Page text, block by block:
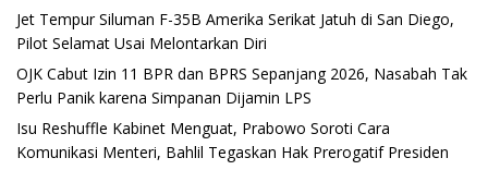
Jet Tempur Siluman F-35B Amerika Serikat Jatuh di San Diego,
Pilot Selamat Usai Melontarkan Diri
OJK Cabut Izin 11 BPR dan BPRS Sepanjang 2026, Nasabah Tak
Perlu Panik karena Simpanan Dijamin LPS
Isu Reshuffle Kabinet Menguat, Prabowo Soroti Cara
Komunikasi Menteri, Bahlil Tegaskan Hak Prerogatif Presiden